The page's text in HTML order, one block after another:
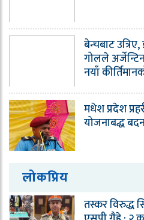
बेन्चबाट
गोलले
नयाँ
मधेश प्रदेश
योजनाबद्ध
लोकप्रिय
तस्कर विरुद्ध